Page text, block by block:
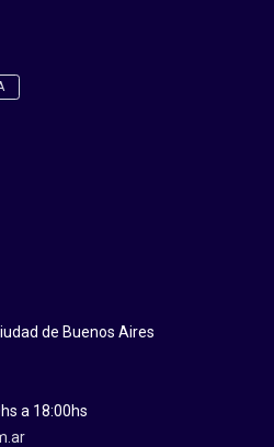
de Buenos Aires
a 18:00hs